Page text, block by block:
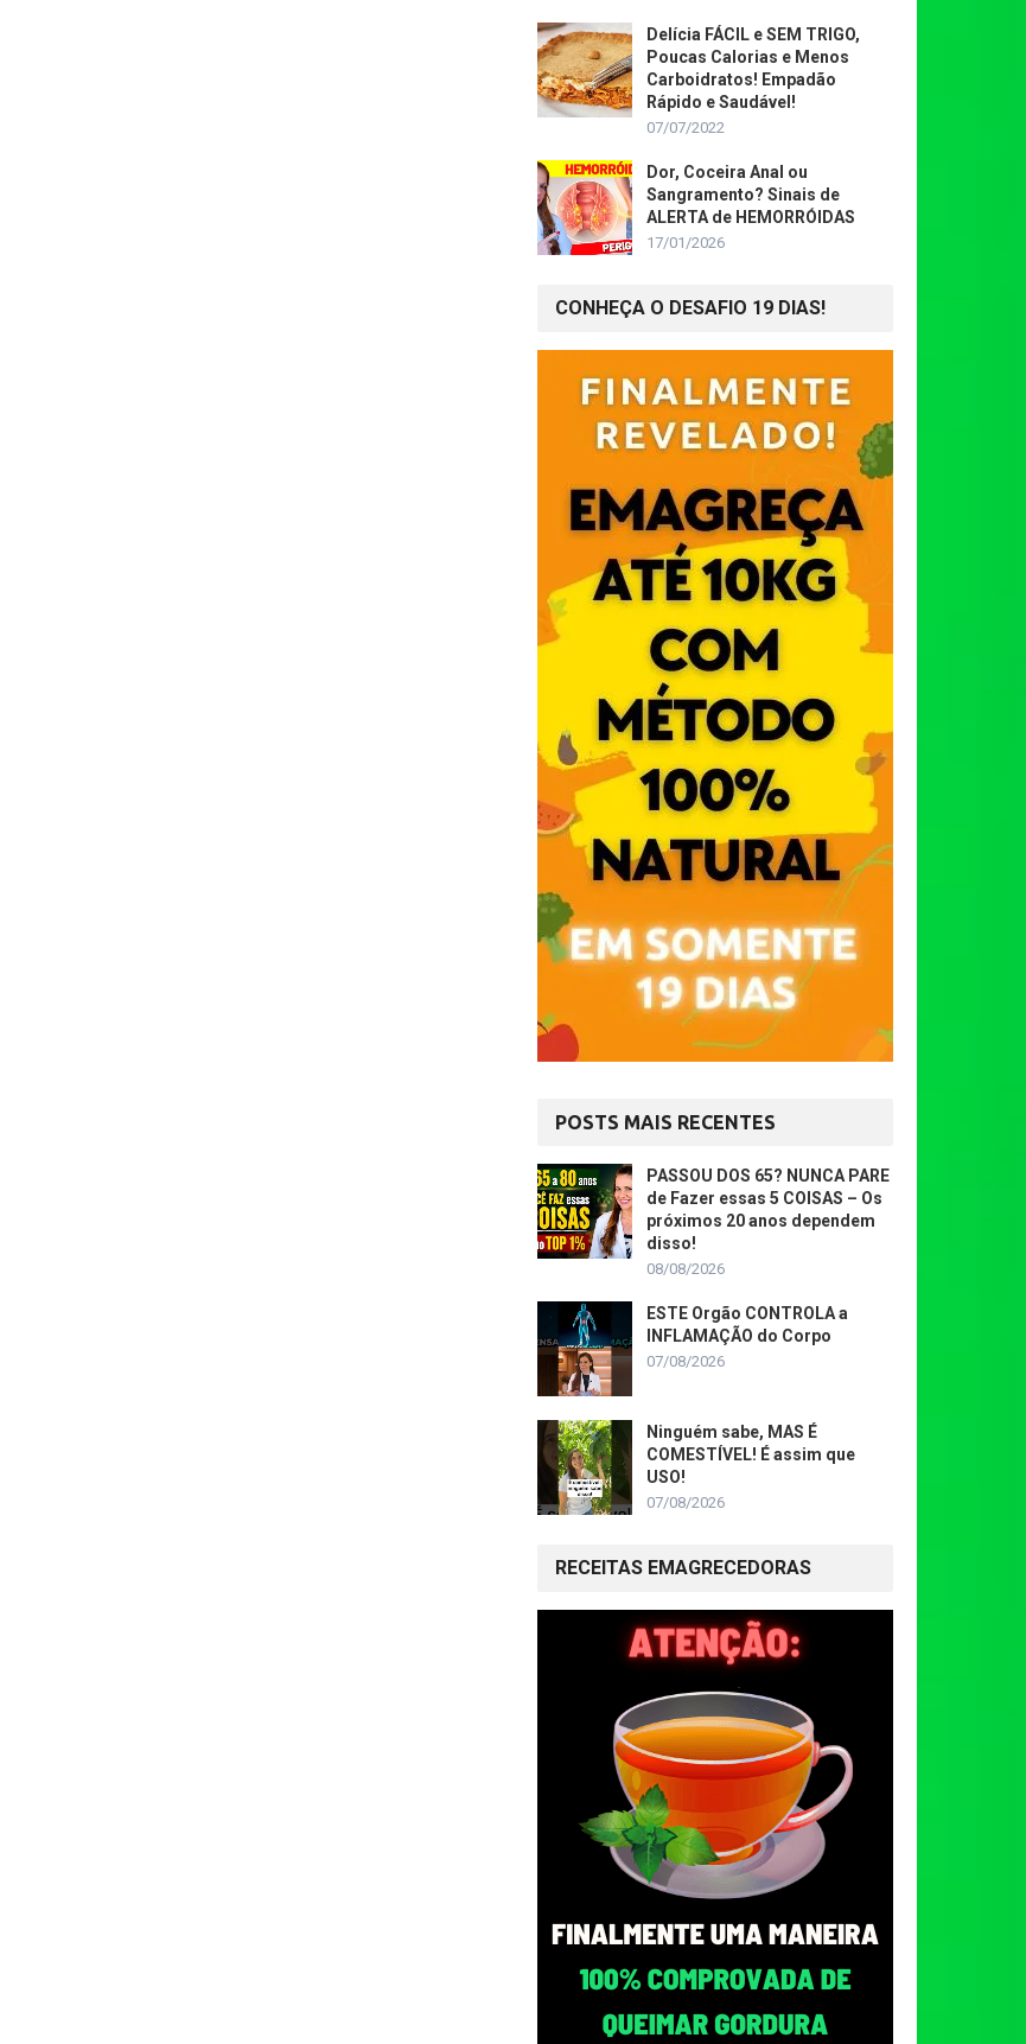
Delícia FÁCIL e SEM TRIGO,
Poucas Calorias e Menos
Carboidratos! Empadão
Rápido e Saudável!
07/07/2022
Dor, Coceira Anal ou
Sangramento? Sinais de
ALERTA de HEMORRÓIDAS
17/01/2026
CONHEÇA O DESAFIO 19 DIAS!
POSTS MAIS RECENTES
PASSOU DOS 65? NUNCA PARE
de Fazer essas 5 COISAS – Os
próximos 20 anos dependem
disso!
08/08/2026
ESTE Orgão CONTROLA a
INFLAMAÇÃO do Corpo
07/08/2026
Ninguém sabe, MAS É
COMESTÍVEL! É assim que
USO!
07/08/2026
RECEITAS EMAGRECEDORAS